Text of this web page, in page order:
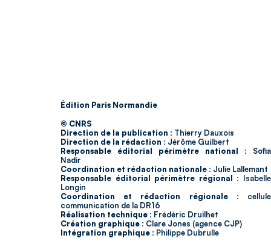
Édition Paris Normandie
© CNRS
Direction de la publication : Thierry Dauxois
Direction de la rédaction : Jérôme Guilbert
Responsable éditorial périmètre national : Sofia
Nadir
Coordination et rédaction nationale : Julie Lallemant
Responsable éditorial périmètre régional : Isabelle
Longin
Coordination et rédaction régionale : cellule
communication de la DR16
Réalisation technique : Frédéric Druilhet
Création graphique : Clare Jones (agence CJP)
Intégration graphique : Philippe Dubrulle